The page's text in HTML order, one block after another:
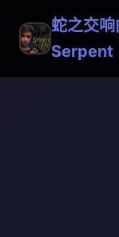
蛇之交
Serpent